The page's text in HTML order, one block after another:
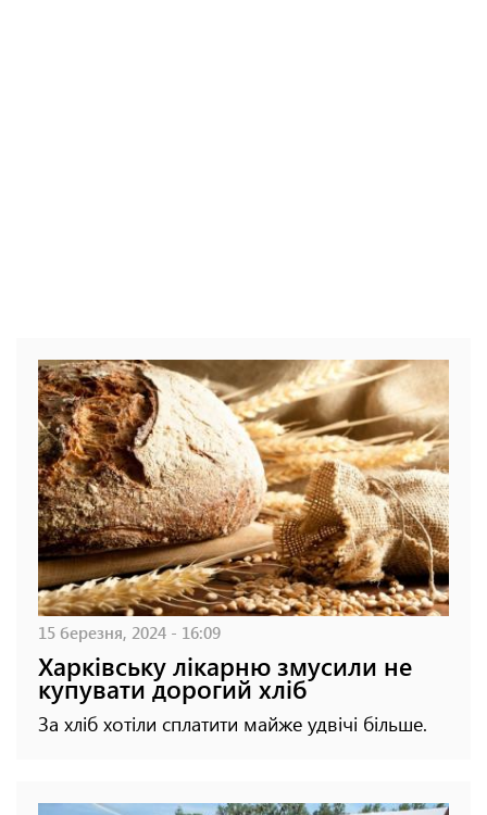
15 березня, 2024 - 16:09
Харківську лікарню змусили не
купувати дорогий хліб
За хліб хотіли сплатити майже удвічі більше.